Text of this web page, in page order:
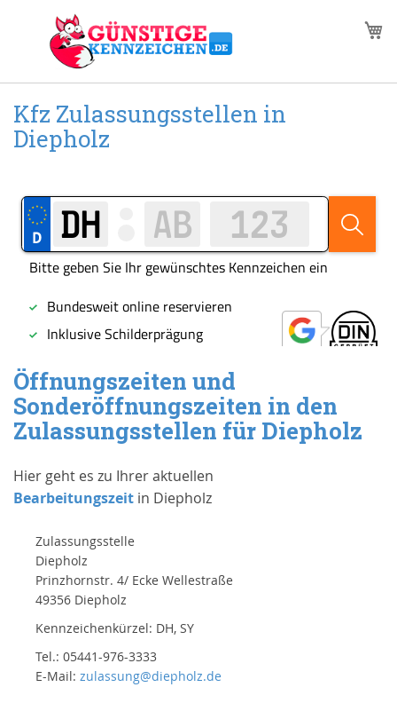
springen
Kfz Zulassungsstellen in
Diepholz
Öffnungszeiten und
Sonderöffnungszeiten in den
Zulassungsstellen für Diepholz
Hier geht es zu Ihrer aktuellen
Bearbeitungszeit in Diepholz
Zulassungsstelle
Diepholz
Prinzhornstr. 4/ Ecke Wellestraße
49356 Diepholz
Kennzeichenkürzel: DH, SY
Tel.: 05441-976-3333
E-Mail: zulassung@diepholz.de